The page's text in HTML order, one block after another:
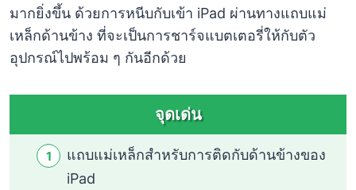
มากยิ่งขึ้น ด้วยการหนีบกับเข้า iPad ผ่านทางแถบแม่
เหล็กด้านข้าง ที่จะเป็นการชาร์จแบตเตอรี่ให้กับตัว
อุปกรณ์ไปพร้อม ๆ กันอีกด้วย
จุดเด่น
แถบแม่เหล็กสำหรับการติดกับด้านข้างของ
iPad